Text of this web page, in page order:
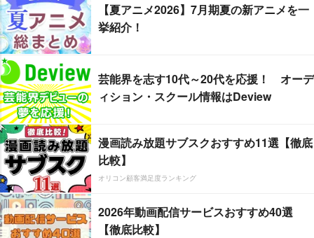
【夏アニメ2026】7月期夏の新アニメを一
挙紹介！
芸能界を志す10代～20代を応援！ オーデ
ィション・スクール情報はDeview
漫画読み放題サブスクおすすめ11選【徹底
比較】
オリコン顧客満足度ランキング
2026年動画配信サービスおすすめ40選
【徹底比較】